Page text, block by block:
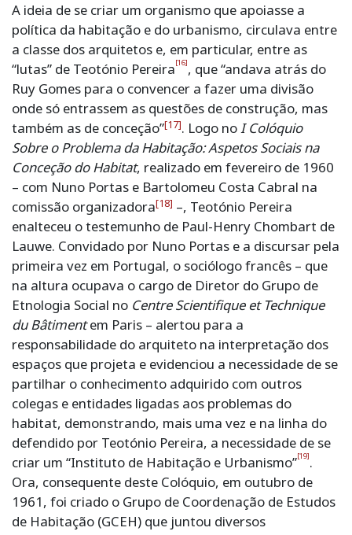
A ideia de se criar um organismo que apoiasse a
política da habitação e do urbanismo, circulava entre
a classe dos arquitetos e, em particular, entre as
“lutas” de Teotónio Pereira[16], que “andava atrás do
Ruy Gomes para o convencer a fazer uma divisão
onde só entrassem as questões de construção, mas
também as de conceção”[17]. Logo noI Colóquio
Sobre o Problema da Habitação: Aspetos Sociais na
Conceção do Habitat, realizado em fevereiro de 1960
– com Nuno Portas e Bartolomeu Costa Cabral na
comissão organizadora[18] –, Teotónio Pereira
enalteceu o testemunho de Paul-Henry Chombart de
Lauwe. Convidado por Nuno Portas e a discursar pela
primeira vez em Portugal, o sociólogo francês – que
na altura ocupava o cargo de Diretor do Grupo de
Etnologia Social no Centre Scientifique et Technique
du Bâtimentem Paris – alertou para a
responsabilidade do arquiteto na interpretação dos
espaços que projeta e evidenciou a necessidade de se
partilhar o conhecimento adquirido com outros
colegas e entidades ligadas aos problemas do
habitat, demonstrando, mais uma vez e na linha do
defendido por Teotónio Pereira, a necessidade de se
criar um “Instituto de Habitação e Urbanismo”[19].
Ora, consequente deste Colóquio, em outubro de
1961, foi criado o Grupo de Coordenação de Estudos
de Habitação (GCEH) que juntou diversos